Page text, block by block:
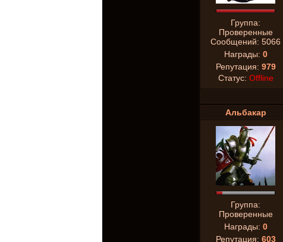
Группа:
Проверенные
Сообщений: 5066
Награды: 0
Репутация: 979
Статус: Offline
Альбакар
Группа:
Проверенные
Награды: 0
Репутация: 603